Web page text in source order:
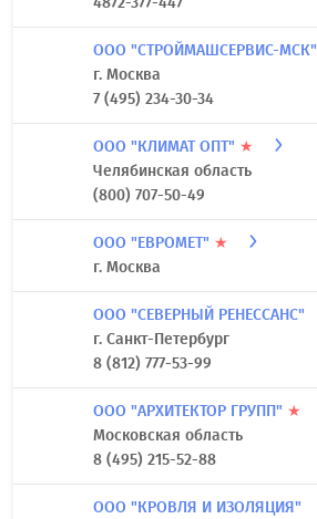
ООО "СТРОЙМАШСЕРВИС-МСК"
г. Москва
7 (495) 234-30-34
ООО "КЛИМАТ ОПТ" ★
Челябинская область
(800) 707-50-49
ООО "ЕВРОМЕТ" ★
г. Москва
ООО "СЕВЕРНЫЙ РЕНЕССАНС"
г. Санкт-Петербург
8 (812) 777-53-99
ООО "АРХИТЕКТОР ГРУПП" ★
Московская область
8 (495) 215-52-88
ООО "КРОВЛЯ И ИЗОЛЯЦИЯ"